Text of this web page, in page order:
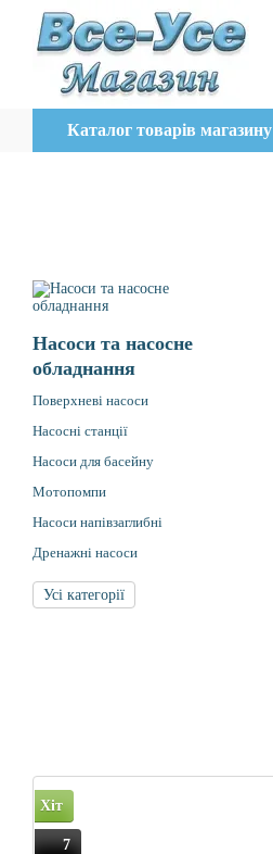
Перейти до основного контенту
Каталог товарів магазину
Насоси та насосне
обладнання
Поверхневі насоси
Насосні станції
Насоси для басейну
Мотопомпи
Насоси напівзаглибні
Дренажні насоси
Усі категорії
Хіт
7